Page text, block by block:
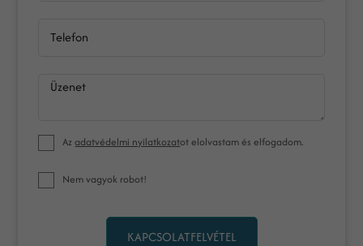
Telefon
Üzenet
Azadatvédelmi nyilatkozatot elolvastam és elfogadom.
Nem vagyok robot!
KAPCSOLATFELVÉTEL